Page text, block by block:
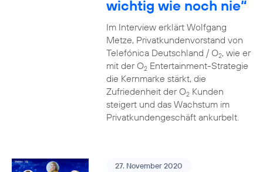
wichtig wie noch nie“
Im Interview erklärt Wolfgang
Metze, Privatkundenvorstand von
Telefónica Deutschland / O2, wie er
mit der O2Entertainment-Strategie
die Kernmarke stärkt, die
Zufriedenheit der O2Kunden
steigert und das Wachstum im
Privatkundengeschäft ankurbelt.
27. November 2020